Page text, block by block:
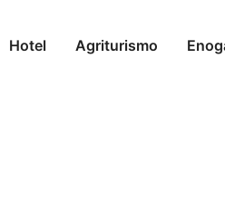
Hotel Agriturismo